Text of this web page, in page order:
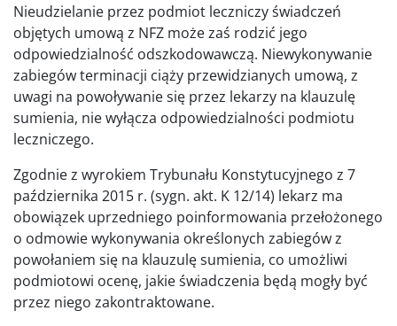
Nieudzielanie przez podmiot leczniczy świadczeń
objętych umową z NFZ może zaś rodzić jego
odpowiedzialność odszkodowawczą. Niewykonywanie
zabiegów terminacji ciąży przewidzianych umową, z
uwagi na powoływanie się przez lekarzy na klauzulę
sumienia, nie wyłącza odpowiedzialności podmiotu
leczniczego.
Zgodnie z wyrokiem Trybunału Konstytucyjnego z 7
października 2015 r. (sygn. akt. K 12/14) lekarz ma
obowiązek uprzedniego poinformowania przełożonego
o odmowie wykonywania określonych zabiegów z
powołaniem się na klauzulę sumienia, co umożliwi
podmiotowi ocenę, jakie świadczenia będą mogły być
przez niego zakontraktowane.